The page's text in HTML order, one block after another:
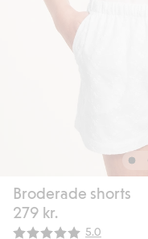
Broderade shorts
279 kr.
Snittbetyg:
5.0